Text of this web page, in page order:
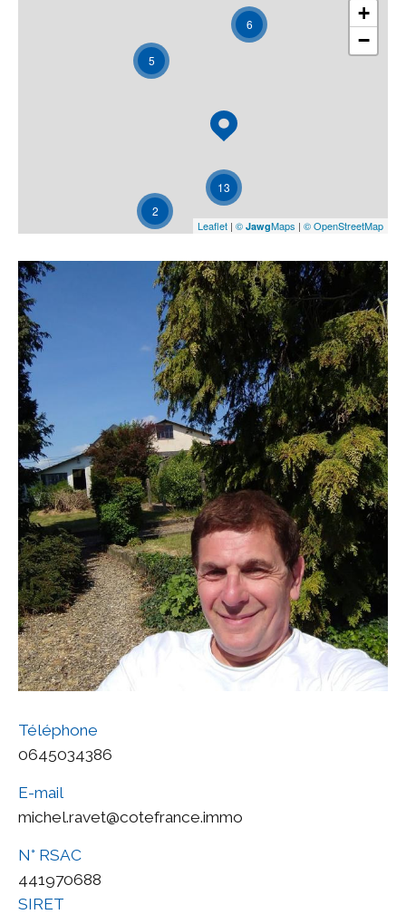
6
5
2
13
+
−
Leaflet | © JawgMaps | © OpenStreetMap
Téléphone
0645034386
E-mail
michel.ravet@cotefrance.immo
N° RSAC
441970688
SIRET
FILTRER PAR
COUPS DE COEUR
Rechercher